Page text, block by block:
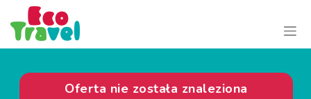
Oferta nie została znaleziona